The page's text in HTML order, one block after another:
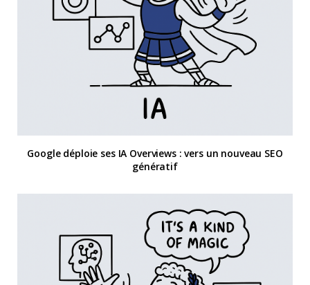
Google déploie ses IA Overviews : vers un nouveau SEO
génératif